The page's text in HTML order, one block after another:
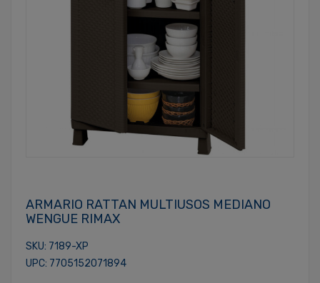
ARMARIO RATTAN MULTIUSOS MEDIANO
WENGUE RIMAX
SKU: 7189-XP
UPC: 7705152071894